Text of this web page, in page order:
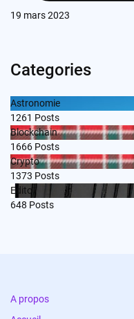
19 mars 2023
Categories
Astronomie
1261 Posts
Blockchain
1666 Posts
Crypto
1373 Posts
Edito
648 Posts
A propos